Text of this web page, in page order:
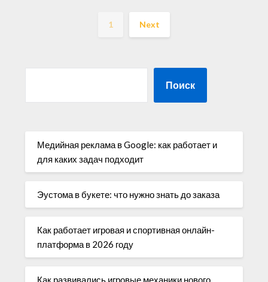
1 Next
Поиск
Медийная реклама в Google: как работает и
для каких задач подходит
Эустома в букете: что нужно знать до заказа
Как работает игровая и спортивная онлайн-
платформа в 2026 году
Как развивались игровые механики нового